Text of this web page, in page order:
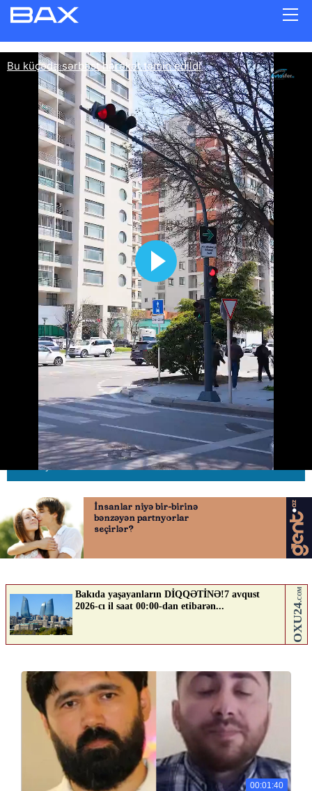
Bu küçədə sərbəst hərəkət təmin
edildi
AVTOSFERTV ABUNƏ OL
Nə düşünürsən?
00:01:40